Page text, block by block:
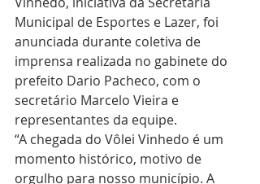
Municipal de Esportes e Lazer, foi
anunciada durante coletiva de
imprensa realizada no gabinete do
prefeito Dario Pacheco, com o
secretário Marcelo Vieira e
representantes da equipe.
“A chegada do Vôlei Vinhedo é um
momento histórico, motivo de
orgulho para nosso município. A